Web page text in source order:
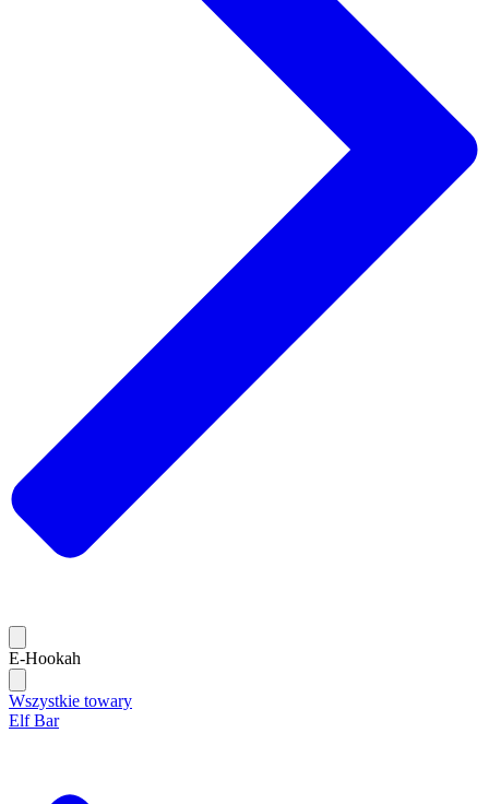
E-Hookah
Wszystkie towary
Elf Bar